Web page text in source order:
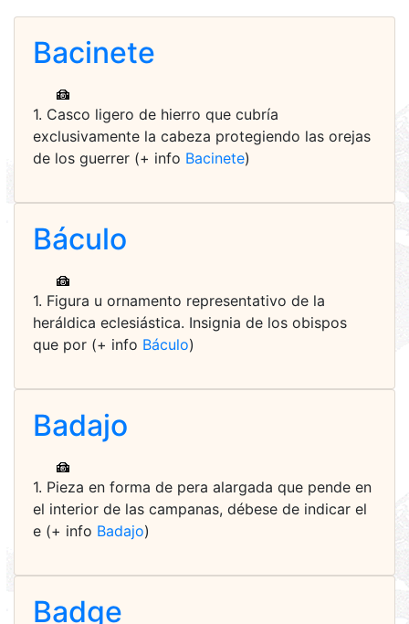
Bacinete
1. Casco ligero de hierro que cubría
exclusivamente la cabeza protegiendo las orejas
de los guerrer (+ info Bacinete)
Báculo
1. Figura u ornamento representativo de la
heráldica eclesiástica. Insignia de los obispos
que por (+ info Báculo)
Badajo
1. Pieza en forma de pera alargada que pende en
el interior de las campanas, débese de indicar el
e (+ info Badajo)
Badge